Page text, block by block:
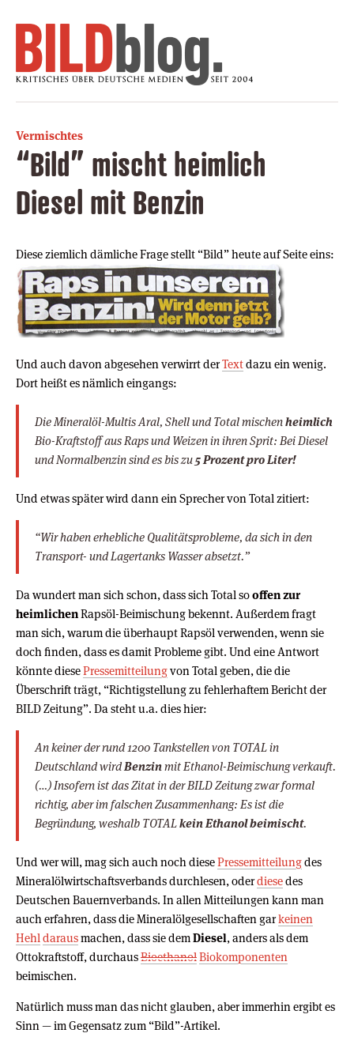
Vermischtes
“Bild” mischt heimlich
Diesel mit Benzin
Diese ziemlich dämliche Frage stellt “Bild” heute auf Seite eins:
Und auch davon abgesehen verwirrt derTextdazu ein wenig.
Dort heißt es nämlich eingangs:
Die Mineralöl-Multis Aral, Shell und Total mischenheimlich
Bio-Kraftstoff aus Raps und Weizen in ihren Sprit: Bei Diesel
und Normalbenzin sind es bis zu5 Prozent pro Liter!
Und etwas später wird dann ein Sprecher von Total zitiert:
“Wir haben erhebliche Qualitätsprobleme, da sich in den
Transport- und Lagertanks Wasser absetzt.”
Da wundert man sich schon, dass sich Total sooffen zur
heimlichenRapsöl-Beimischung bekennt. Außerdem fragt
man sich, warum die überhaupt Rapsöl verwenden, wenn sie
doch finden, dass es damit Probleme gibt. Und eine Antwort
könnte diesePressemitteilungvon Total geben, die die
Überschrift trägt, “Richtigstellung zu fehlerhaftem Bericht der
BILD Zeitung”. Da steht u.a. dies hier:
An keiner der rund 1200 Tankstellen von TOTAL in
Deutschland wird Benzinmit Ethanol-Beimischung verkauft.
(…) Insofern ist das Zitat in der BILD Zeitung zwar formal
richtig, aber im falschen Zusammenhang: Es ist die
Begründung, weshalb TOTALkein Ethanol beimischt.
Und wer will, mag sich auch noch diesePressemitteilungdes
Mineralölwirtschaftsverbands durchlesen, oderdiesedes
Deutschen Bauernverbands. In allen Mitteilungen kann man
auch erfahren, dass die Mineralölgesellschaften garkeinen
Hehl darausmachen, dass sie demDiesel, anders als dem
Ottokraftstoff, durchausBioethanolBiokomponenten
beimischen.
Natürlich muss man das nicht glauben, aber immerhin ergibt es
Sinn — im Gegensatz zum “Bild”-Artikel.